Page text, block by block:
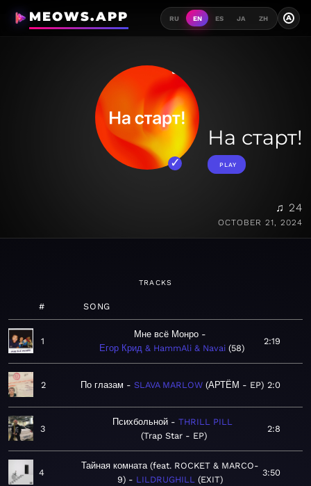
MEOWS.APP RU EN ES JA ZH A
На старт!
PLAY
♫ 24
OCTOBER 21, 2024
TRACKS
# SONG
1
Мне всё Монро
Егор Крид & HammAli & Navai 58
2:19
2 По глазам SLAVA MARLOW АРТЁМ - EP 2:0
3
Психбольной
THRILL PILL
Trap Star - EP
2:8
4
Тайная комната (feat. ROCKET & MARCO-
9)
LILDRUGHILL EXIT
3:50